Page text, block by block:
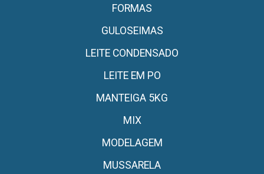
FORMAS
GULOSEIMAS
LEITE CONDENSADO
LEITE EM PO
MANTEIGA 5KG
MIX
MODELAGEM
MUSSARELA